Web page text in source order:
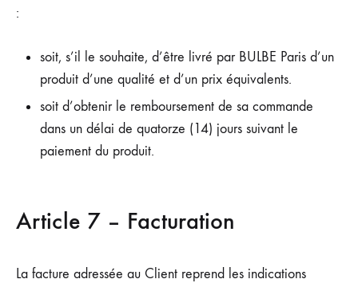
:
soit, s’il le souhaite, d’être livré par BULBE Paris d’un
produit d’une qualité et d’un prix équivalents.
soit d’obtenir le remboursement de sa commande
dans un délai de quatorze (14) jours suivant le
paiement du produit.
Article 7 – Facturation
La facture adressée au Client reprend les indications